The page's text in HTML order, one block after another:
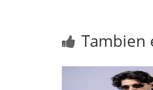
Tambien